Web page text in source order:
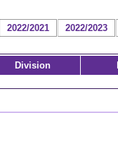
2022/2023
2022/2021
Division